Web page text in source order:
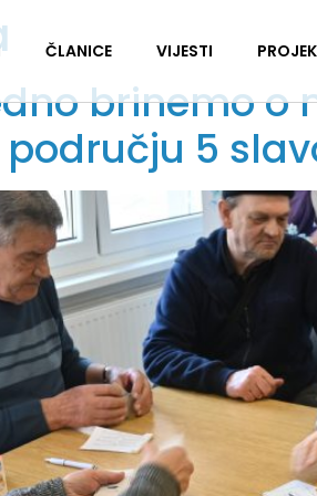
ČLANICE VIJESTI
brinemo
5